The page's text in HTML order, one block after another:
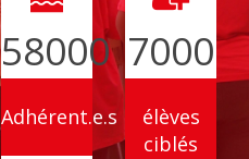
58000
Adhérent.e.s
7000
élèves
ciblés